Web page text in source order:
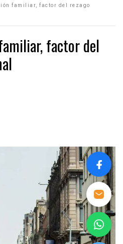
familiar, factor del rezago
factor del